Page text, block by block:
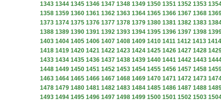
1343 1344 1345 1346 1347 1348 1349 1350 1351 1352 1353
1358 1359 1360 1361 1362 1363 1364 1365 1366 1367 1368
1373 1374 1375 1376 1377 1378 1379 1380 1381 1382 1383
1388 1389 1390 1391 1392 1393 1394 1395 1396 1397 1398
1403 1404 1405 1406 1407 1408 1409 1410 1411 1412 1413 1414
1418 1419 1420 1421 1422 1423 1424 1425 1426 1427 1428
1433 1434 1435 1436 1437 1438 1439 1440 1441 1442 1443
1448 1449 1450 1451 1452 1453 1454 1455 1456 1457 1458
1463 1464 1465 1466 1467 1468 1469 1470 1471 1472 1473
1478 1479 1480 1481 1482 1483 1484 1485 1486 1487 1488
1493 1494 1495 1496 1497 1498 1499 1500 1501 1502 1503